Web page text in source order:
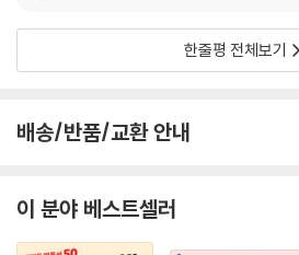
한줄평 전체보기
배송/반품/교환 안내
이 분야 베스트셀러